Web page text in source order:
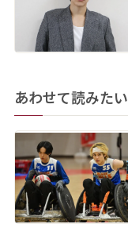
あわせて読みたい